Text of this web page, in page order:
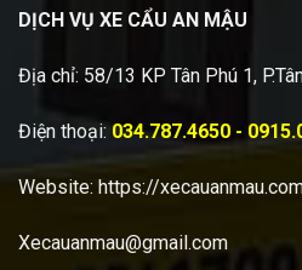
DỊCH VỤ XE CẨU AN MẬU
Địa chỉ: 58/13 KP Tân Phú 1,
Điện thoại: 034.787.4650 -
Website: https://
Xecauanmau@gmail.com